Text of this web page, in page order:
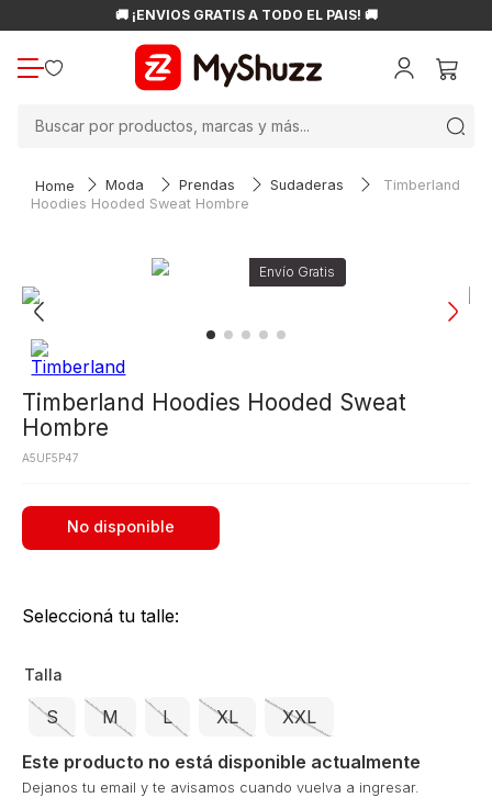
🚚 ¡ENVÍOS GRATIS A TODO EL PAÍS! 🚚
Moda Prendas Sudaderas
Timberland
Hoodies Hooded Sweat Hombre
Timberland Hoodies Hooded Sweat
Hombre
A5UF5P47
No disponible
Seleccioná tu talle:
Talla
S M L XL XXL
Este producto no está disponible actualmente